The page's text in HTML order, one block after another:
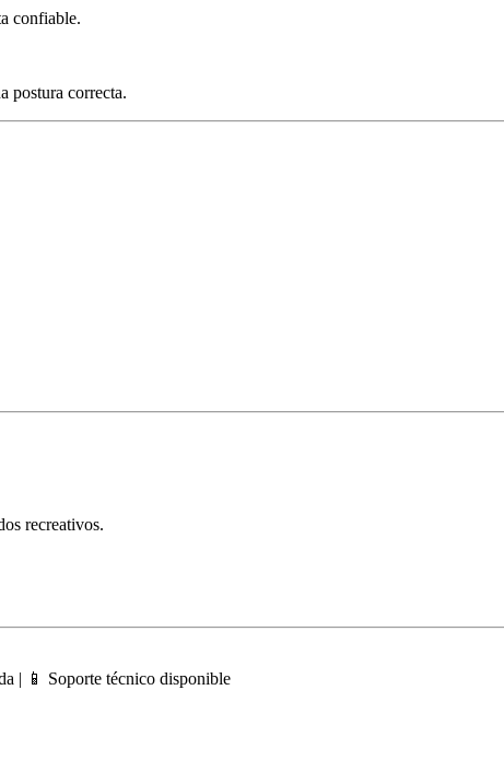
confiable.
postura correcta.
recreativos.
| 📱 Soporte técnico disponible